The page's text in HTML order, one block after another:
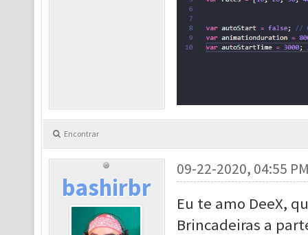
Encontrar
bashirbr
09-22-2020, 04:55
Eu te amo DeeX,
Brincadeiras a